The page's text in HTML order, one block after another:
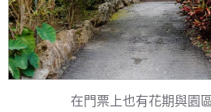
在門票上也有花期與園